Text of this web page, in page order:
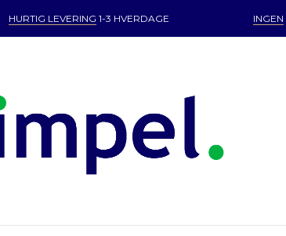
HURTIG LEVERING 1-3 HVERDAGE INGEN